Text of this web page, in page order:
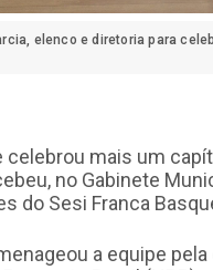
elenco e diretoria para
celebrou mais um
no Gabinete
do Sesi Franca
a equipe